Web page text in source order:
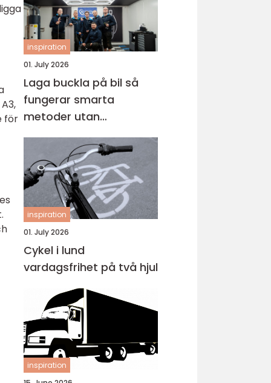
för
inspiration
01. July 2026
Laga buckla på bil så
fungerar smarta
metoder utan
omlackering
inspiration
01. July 2026
Cykel i lund
vardagsfrihet på två hjul
inspiration